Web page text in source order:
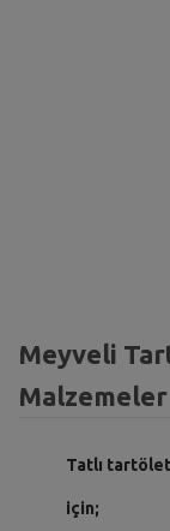
Meyveli
Malzemeler
Tatlı
için;